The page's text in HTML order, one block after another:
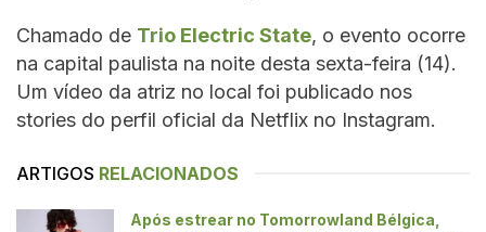
Chamado de Trio Electric State, o evento ocorre
na capital paulista na noite desta sexta-feira (14).
Um vídeo da atriz no local foi publicado nos
stories do perfil oficial da Netflix no Instagram.
ARTIGOS RELACIONADOS
Após estrear no Tomorrowland Bélgica,